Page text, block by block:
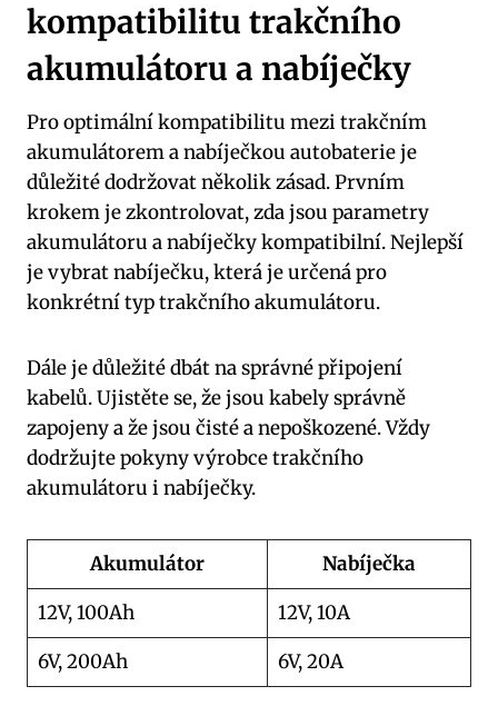
kompatibilitu trakčního
akumulátoru a nabíječky
Pro optimální kompatibilitu mezi trakčním
akumulátorem a nabíječkou autobaterie je
důležité dodržovat několik zásad. Prvním
krokem je zkontrolovat, zda jsou parametry
akumulátoru a nabíječky kompatibilní. Nejlepší
je vybrat nabíječku, která je určená pro
konkrétní typ trakčního akumulátoru.
Dále je důležité dbát na správné připojení
kabelů. Ujistěte se, že jsou kabely správně
zapojeny a že jsou čisté a nepoškozené. Vždy
dodržujte pokyny výrobce trakčního
akumulátoru i nabíječky.
Akumulátor
Nabíječka
12V, 100Ah
12V, 10A
6V, 200Ah
6V, 20A